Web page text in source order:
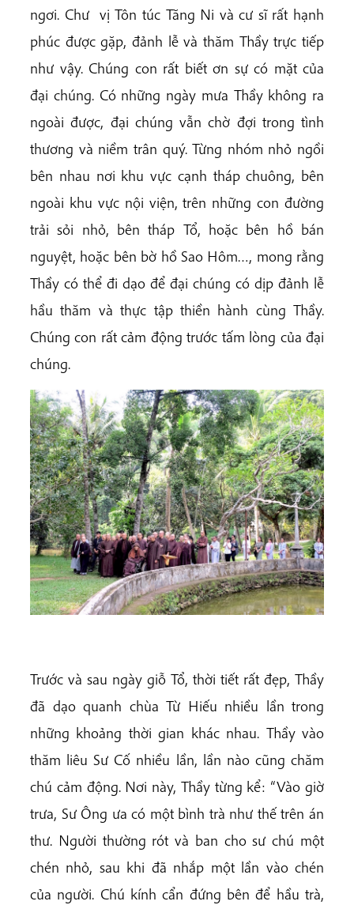
ngơi. Chư vị Tôn túc Tăng Ni và cư sĩ rất hạnh
phúc được gặp, đảnh lễ và thăm Thầy trực tiếp
như vậy. Chúng con rất biết ơn sự có mặt của
đại chúng. Có những ngày mưa Thầy không ra
ngoài được, đại chúng vẫn chờ đợi trong tình
thương và niềm trân quý. Từng nhóm nhỏ ngồi
bên nhau nơi khu vực cạnh tháp chuông, bên
ngoài khu vực nội viện, trên những con đường
trải sỏi nhỏ, bên tháp Tổ, hoặc bên hồ bán
nguyệt, hoặc bên bờ hồ Sao Hôm…, mong rằng
Thầy có thể đi dạo để đại chúng có dịp đảnh lễ
hầu thăm và thực tập thiền hành cùng Thầy.
Chúng con rất cảm động trước tấm lòng của đại
chúng.
Trước và sau ngày giỗ Tổ, thời tiết rất đẹp, Thầy
đã dạo quanh chùa Từ Hiếu nhiều lần trong
những khoảng thời gian khác nhau. Thầy vào
thăm liêu Sư Cố nhiều lần, lần nào cũng chăm
chú cảm động. Nơi này, Thầy từng kể: “Vào giờ
trưa, Sư Ông ưa có một bình trà như thế trên án
thư. Người thường rót và ban cho sư chú một
chén nhỏ, sau khi đã nhắp một lần vào chén
của người. Chú kính cẩn đứng bên để hầu trà,